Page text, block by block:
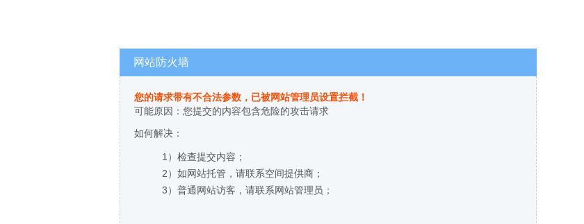
网站防火墙
您的请求带有不合法参数，已被网站管理员设置拦截！
可能原因：您提交的内容包含危险的攻击请求
如何解决：
1）检查提交内容；
2）如网站托管，请联系空间提供商；
3）普通网站访客，请联系网站管理员；